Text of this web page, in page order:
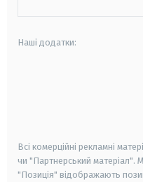
Наші додатки:
Всі комерційні рекламні
чи "Партнерський матеріал".
"Позиція" відображають